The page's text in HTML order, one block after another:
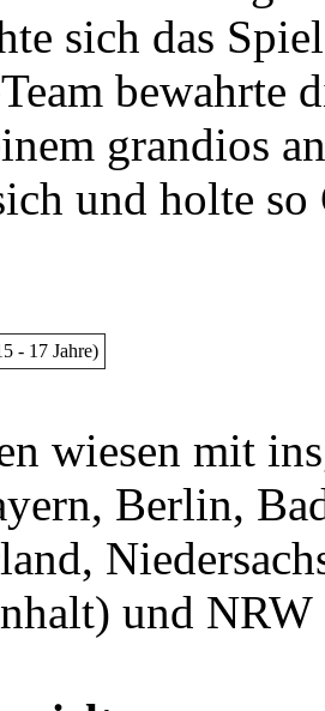
sich das
bewahrte
grandios
und holte
- 17 Jahre)
wiesen mit
Berlin,
und